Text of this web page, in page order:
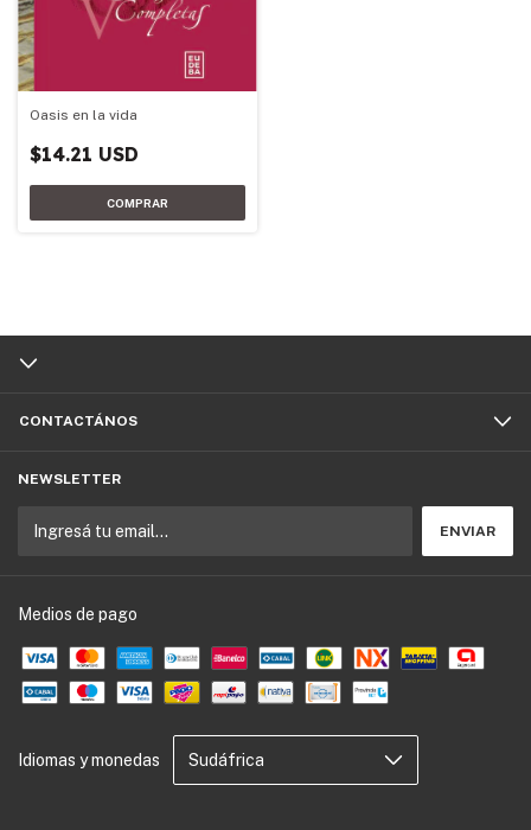
Oasis en la vida
$14.21 USD
CONTACTÁNOS
NEWSLETTER
Medios de pago
Idiomas y monedas